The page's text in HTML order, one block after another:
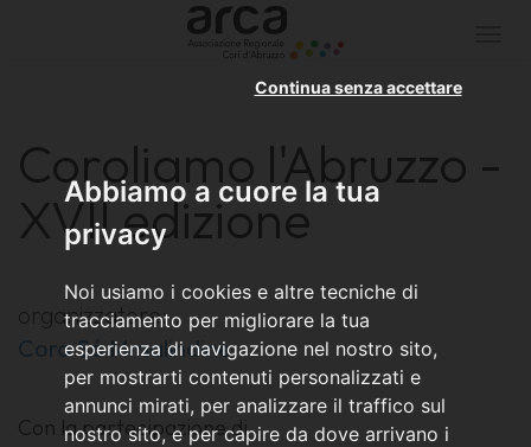
Abbiamo a cuore la tua
privacy
Noi usiamo i cookies e altre tecniche di
tracciamento per migliorare la tua
esperienza di navigazione nel nostro sito,
per mostrarti contenuti personalizzati e
annunci mirati, per analizzare il traffico sul
nostro sito, e per capire da dove arrivano i
Continua senza accettare
Coroliamo l'Abruzzo -
XVII edizione
organizzatore:
Coro Sá Mmalindine
Con la partecipazione di